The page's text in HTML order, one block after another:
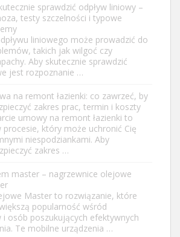
sprawdzić odpływ liniowy –
testy szczelności i typowe
liniowego może prowadzić do
takich jak wilgoć czy
Aby skutecznie sprawdzić
jest rozpoznanie …
na remont łazienki: co zawrzeć, by
zakres prac, termin i koszty
umowy na remont łazienki to
procesie, który może uchronić Cię
niespodziankami. Aby
zakres …
master – nagrzewnice olejowe
Master to rozwiązanie, które
popularność wśród
i osób poszukujących efektywnych
Te mobilne urządzenia …